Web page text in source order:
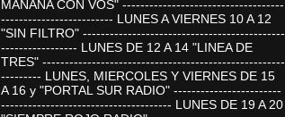
MAÑANA CON VOS" ------------------------------------
------------------------- LUNES A VIERNES 10 A 12
"SIN FILTRO" ---------------------------------------------
----------------- LUNES DE 12 A 14 "LINEA DE
TRES" ------------------------------------------------------
--------- LUNES, MIERCOLES Y VIERNES DE 15
A 16 y "PORTAL SUR RADIO" ------------------------
-------------------------------------- LUNES DE 19 A 20